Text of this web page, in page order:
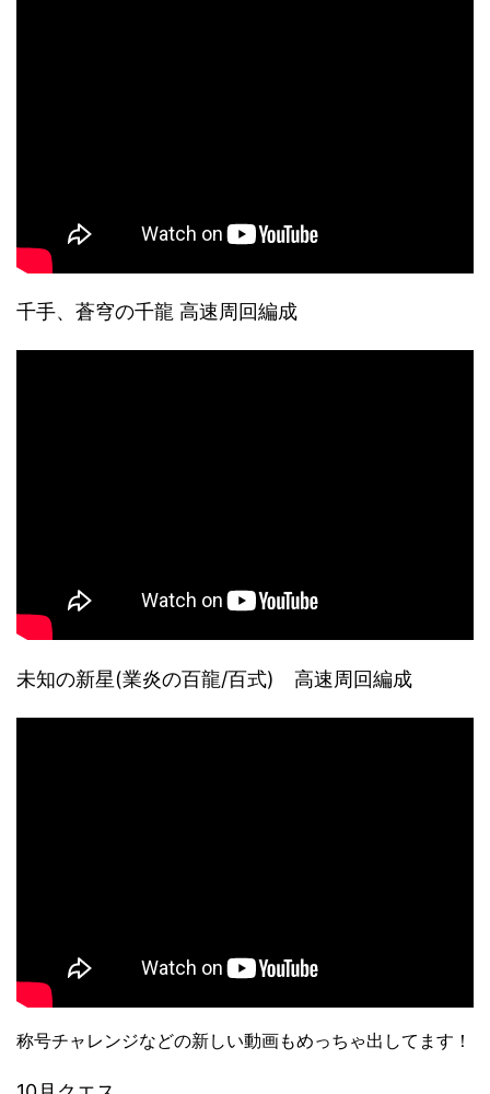
千手、蒼穹の千龍 高速周回編成
未知の新星(業炎の百龍/百式) 高速周回編成
称号チャレンジなどの新しい動画もめっちゃ出してます！